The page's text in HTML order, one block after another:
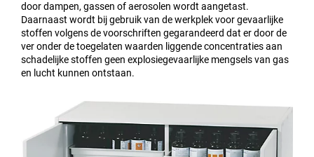
door dampen, gassen of aerosolen wordt aangetast.
Daarnaast wordt bij gebruik van de werkplek voor gevaarlijke
stoffen volgens de voorschriften gegarandeerd dat er door de
ver onder de toegelaten waarden liggende concentraties aan
schadelijke stoffen geen explosiegevaarlijke mengsels van gas
en lucht kunnen ontstaan.